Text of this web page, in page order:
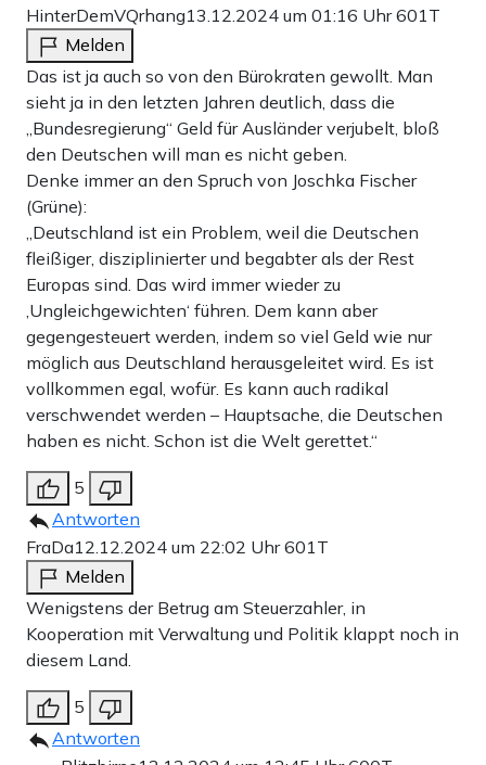
HinterDemVQrhang13.12.2024 um 01:16 Uhr601T
Melden
Das ist ja auch so von den Bürokraten gewollt. Man
sieht ja in den letzten Jahren deutlich, dass die
„Bundesregierung“ Geld für Ausländer verjubelt, bloß
den Deutschen will man es nicht geben.
Denke immer an den Spruch von Joschka Fischer
(Grüne):
„Deutschland ist ein Problem, weil die Deutschen
fleißiger, disziplinierter und begabter als der Rest
Europas sind. Das wird immer wieder zu
‚Ungleichgewichten‘ führen. Dem kann aber
gegengesteuert werden, indem so viel Geld wie nur
möglich aus Deutschland herausgeleitet wird. Es ist
vollkommen egal, wofür. Es kann auch radikal
verschwendet werden – Hauptsache, die Deutschen
haben es nicht. Schon ist die Welt gerettet.“
5
Antworten
FraDa12.12.2024 um 22:02 Uhr601T
Melden
Wenigstens der Betrug am Steuerzahler, in
Kooperation mit Verwaltung und Politik klappt noch in
diesem Land.
5
Antworten